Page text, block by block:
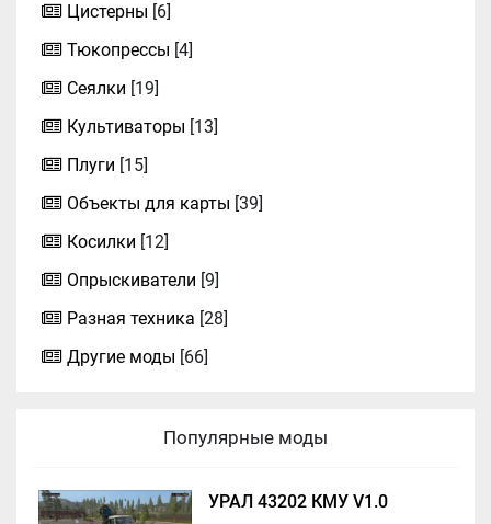
Цистерны [6]
Тюкопрессы [4]
Сеялки [19]
Культиваторы [13]
Плуги [15]
Объекты для карты [39]
Косилки [12]
Опрыскиватели [9]
Разная техника [28]
Другие моды [66]
Популярные моды
УРАЛ 43202 КМУ V1.0